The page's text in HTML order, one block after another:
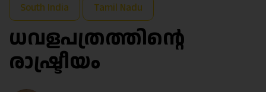
South India
Tamil Nadu
ധവളപത്രത്തിന്റെ
രാഷ്ട്രീയം